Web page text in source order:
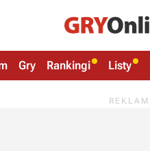
Gry Rankingi Listy